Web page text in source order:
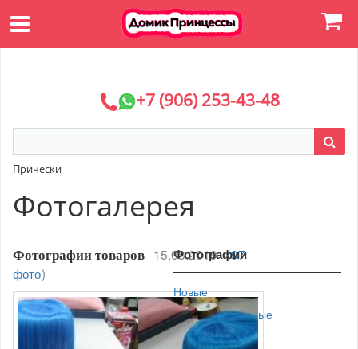
+7 (906) 253-43-48
Прически
Фотогалерея
Фотографии
Новые
Просматриваемые
Фотографии товаров 15.08.2019 (97
фото)